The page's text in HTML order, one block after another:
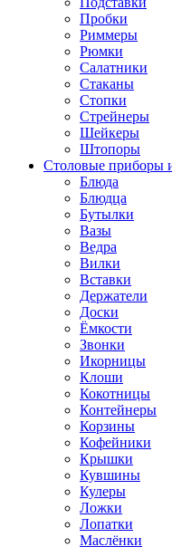
Пробки
Риммеры
Рюмки
Салатники
Стаканы
Стопки
Стрейнеры
Шейкеры
Штопоры
Столовые приборы
Блюда
Блюдца
Бутылки
Вазы
Ведра
Вилки
Вставки
Держатели
Доски
Ёмкости
Звонки
Икорницы
Клоши
Кокотницы
Контейнеры
Корзины
Кофейники
Крышки
Кувшины
Кулеры
Ложки
Лопатки
Маслёнки